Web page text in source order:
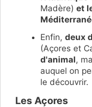
Madère) et
Enfin, deux
(Açores et
d'animal,
auquel on
le découvrir.
Les Açores